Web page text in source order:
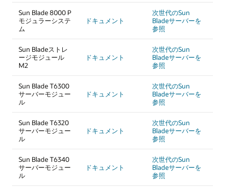
Sun Blade 8000 P
モジュラーシステ
ム
ドキュメント
次世代のSun
Bladeサーバーを
参照
Sun Bladeストレ
ージモジュール
M2
ドキュメント
次世代のSun
Bladeサーバーを
参照
Sun Blade T6300
サーバーモジュー
ル
ドキュメント
次世代のSun
Bladeサーバーを
参照
Sun Blade T6320
サーバーモジュー
ル
ドキュメント
次世代のSun
Bladeサーバーを
参照
Sun Blade T6340
サーバーモジュー
ル
ドキュメント
次世代のSun
Bladeサーバーを
参照